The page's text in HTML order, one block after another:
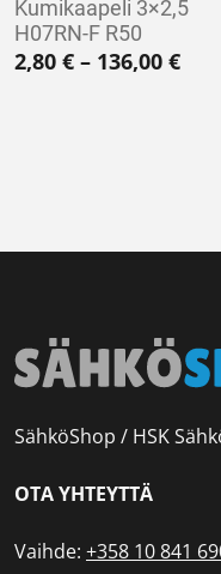
Kumikaapeli 3×2,5
H07RN-F R50
2,80 € – 136,00 €
SähköShop / HSK
OTA YHTEYTTÄ
Vaihde: +358 10 841